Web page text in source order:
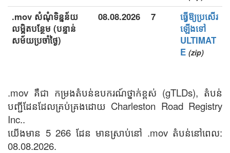
.mov សំណុំទិន្នន័យ
លម្អិតបន្ថែម (បន្ទាន់
សម័យប្រចាំថ្ងៃ)
08.08.2026 7
ធ្វើឱ្យប្រសើរ
ឡើងទៅ
ULTIMAT
E (zip)
.mov គឺជា កម្រងតំបន់ឧបករណ៍ថ្នាក់ខ្ពស់ (gTLDs), តំបន់
បញ្ជីដែនដែលគ្រប់គ្រងដោយ Charleston Road Registry
Inc..
យើងមាន 5 266 ដែន មានស្រាប់នៅ .mov តំបន់នៅពេល:
08.08.2026.